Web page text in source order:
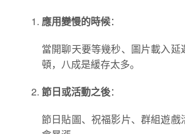
應用變慢的時候：
當開聊天要等幾秒、圖片載入延
頓，八成是緩存太多。
節日或活動之後：
節日貼圖、祝福影片、群組遊戲